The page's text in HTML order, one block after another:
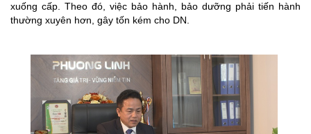
xuống cấp. Theo đó, việc bảo hành, bảo dưỡng phải tiến hành
thường xuyên hơn, gây tốn kém cho DN.